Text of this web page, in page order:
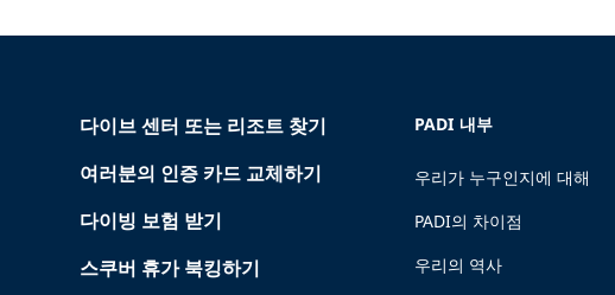
다이브 센터 또는 리조트 찾기
여러분의 인증 카드 교체하기
다이빙 보험 받기
스쿠버 휴가 북킹하기
PADI 내부
우리가 누구인지에 대해
PADI의 차이점
우리의 역사